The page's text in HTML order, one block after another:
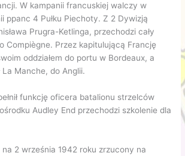
W kampanii francuskiej walczy w
ppanc 4 Pułku Piechoty. Z 2 Dywizją
Prugra-Ketlinga, przechodzi cały
Compiègne. Przez kapitulującą Francję
oddziałem do portu w Bordeaux, a
La Manche, do Anglii.
funkcję oficera batalionu strzelców
Audley End przechodzi szkolenie dla
września 1942 roku zrzucony na